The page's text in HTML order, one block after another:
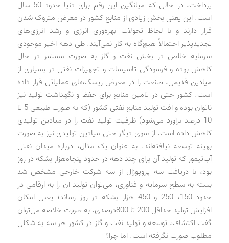
پرداخت، در حالی که میانگین این رقم برای دنیا حدود 50 سال
است. این یعنی بخش زیادی از منابع کشور در معرض متروک شدن
قرار دارند و با لحاظ تحولات بهره‌وری انرژی و رشد انرژی‌های
تجدیدپذیر احتمالاً هیچ‌گاه به کار نمی‌آیند. طی دهه اخیر موجودی
سرمایه خالص در بخش نفت و گاز به صورت مستمر در حال
کاهش بوده و فرسودگی تاسیسات و تجهیزات نفتی در بسیاری از
میادین قدیمی، صنعت را در معرض ریسک‌های عملیاتی قرار داده
است. کشور حتی در تامین منابع برای حفظ و نگهداشت تولید نیز
ناتوان بوده و افت تولید منابع نفتی کشور (که به صورت طبیعی 5 تا
10 درصد برآورد می‌شود) ظرفیت تولید نفت را در میادین تولیدی
کاهش داده است. از سوی دیگر حتی میادین تولیدی نیز به صورت
بهینه توسعه نیافته‌اند. به عنوان یک مثال، درباره میدان نفتی
آب‌تیمور که تولید آن برای چند دهه در حدود پنجاه‌هزار بشکه در روز
بود، با دریافت سه پروپوزال از سه شرکت خارجی مشخص شد
بسته به سطح سرمایه و فناوری، می‌توان تولید آن را به ارقامی در
حدود 150، 250 و 450 هزار بشکه در روز رساند؛ یعنی امکان
افزایش تولید حداقل 200 تا 800درصدی. به صورت خلاصه می‌توان
گفت اکتشاف، توسعه و تولید نفت و گاز در کشور هر سه به شکلی
مطلوب صورت نگرفته است. اما چرا؟